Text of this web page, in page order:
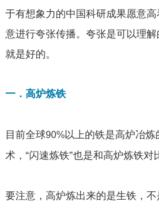
于有想象力的中国科研成果愿意
意进行夸张传播。夸张是可以理
就是好的。
一．高炉炼铁
目前全球90%以上的铁是高炉冶
术，“闪速炼铁”也是和高炉炼铁对
要注意，高炉炼出来的是生铁，